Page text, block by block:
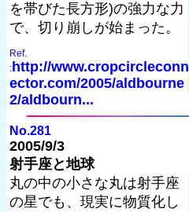
を帯びた長方形)の強力な力
で、切り崩しが始まった。
Ref.
: http://www.cropcircleconn
ector.com/2005/aldbourne
2/aldbourn...
No.281
2005/9/3
射手座と地球
丸の中の小さな丸は射手座
の星でも、現実に物質化し